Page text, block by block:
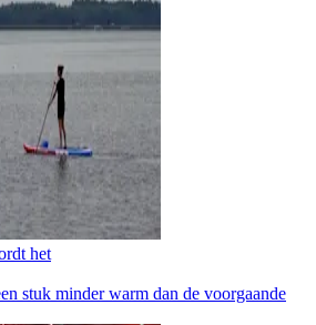
het
stuk minder warm dan de voorgaande